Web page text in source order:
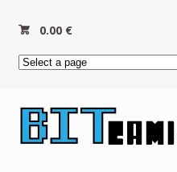
0.00 €